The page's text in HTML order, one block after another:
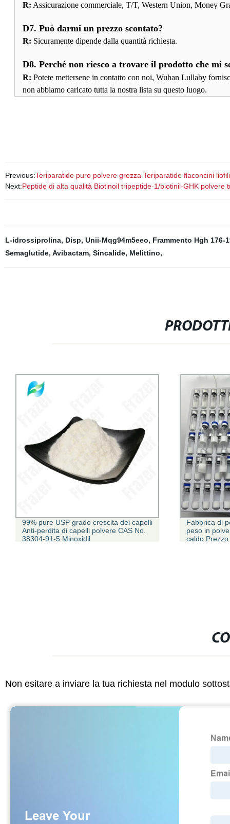
R: Assicurazione commerciale, T/T, Western Union, Money
D7. Può darmi un prezzo scontato?
R: Sicuramente dipende dalla quantità richiesta.
D8. Perché non riesco a trovare il prodotto che mi
R: Potete mettersene in contatto con noi, Wuhan Lullaby
non abbiamo caricato tutta la nostra lista su questo luogo.
Previous:Teriparatide puro polvere grezza Teriparatide flaconcini
Next:Peptide di alta qualità Biotinoil tripeptide-1/biotinil-GHK polvere
L-idrossiprolina, Disp, Unii-Mqg94m5eeo, Frammento Hgh
Semaglutide, Avibactam, Sincalide, Melittino,
99% pure USP grado crescita dei capelli
Anti-perdita di capelli polvere CAS No.
38304-91-5 Minoxidil
Fabbrica di
peso in
caldo
Non esitare a inviare la tua richiesta nel modulo